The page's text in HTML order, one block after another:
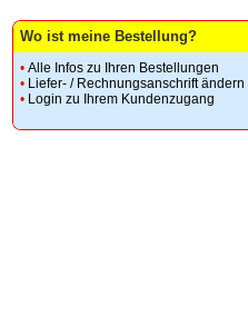
Wo ist meine Bestellung?
• Alle Infos zu Ihren Bestellungen
• Liefer- / Rechnungsanschrift ändern
• Login zu Ihrem Kundenzugang